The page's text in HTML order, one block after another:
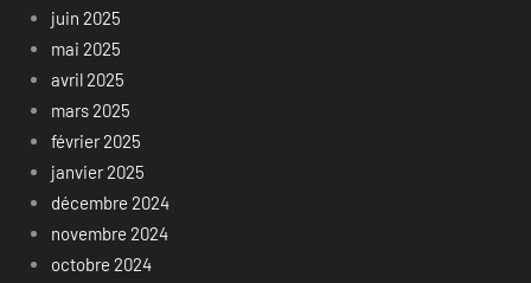
juin 2025
mai 2025
avril 2025
mars 2025
février 2025
janvier 2025
décembre 2024
novembre 2024
octobre 2024